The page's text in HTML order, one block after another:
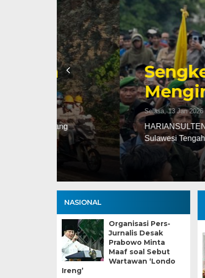
Sengketa
Mengiringi
Selasa, 13 Jan 2026 - 16:30 WIB
HARIANSULTENG.COM, PALU
Sulawesi Tengah (Sulteng)
NASIONAL
Organisasi Pers-
Jurnalis Desak
Prabowo Minta
Maaf soal Sebut
Wartawan ‘Londo
Ireng’